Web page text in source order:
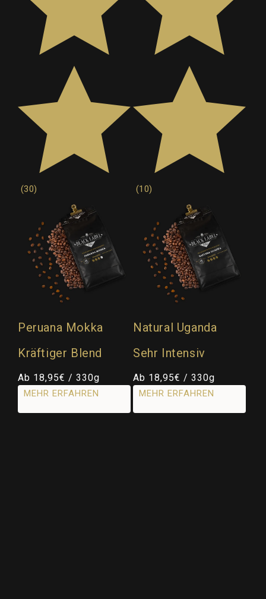
(30)
Peruana Mokka
Kräftiger Blend
Normaler
Preis
Ab 18,95€ / 330g
MEHR ERFAHREN
(10)
Natural Uganda
Sehr Intensiv
Normaler
Preis
Ab 18,95€ / 330g
MEHR ERFAHREN